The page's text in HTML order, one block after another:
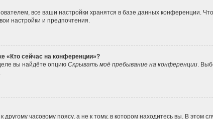
все ваши настройки хранятся в базе данных конференции.
настройки и предпочтения.
«Кто сейчас на конференции»?
вы найдёте опцию Скрывать моё пребывание на конференции.
часовому поясу, а не к тому, в котором находитесь вы. В этом